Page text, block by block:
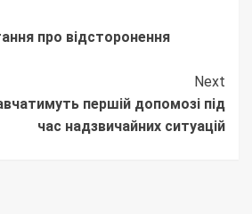
про відсторонення
Next
першій допомозі під
час надзвичайних ситуацій